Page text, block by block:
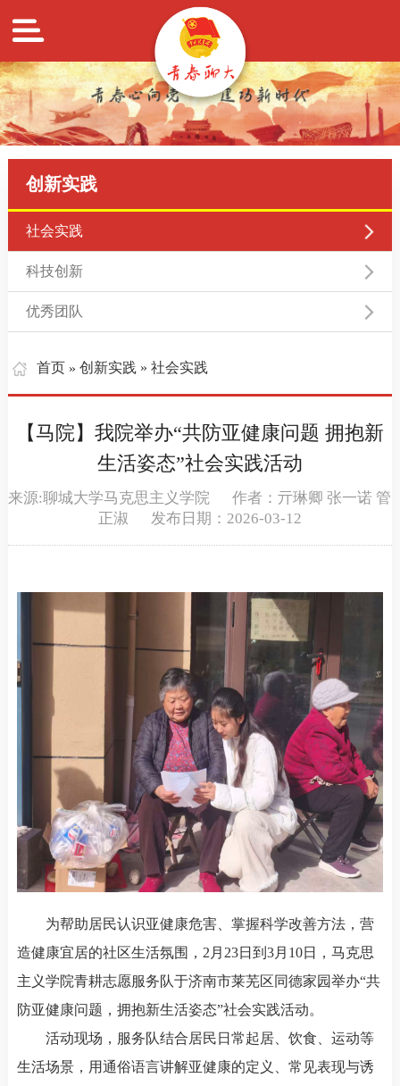
创新实践
社会实践
科技创新
优秀团队
首页 » 创新实践 » 社会实践
【马院】我院举办“共防亚健康问题 拥抱新
生活姿态”社会实践活动
来源:聊城大学马克思主义学院 作者：亓琳卿 张一诺 管
正淑 发布日期：2026-03-12
为帮助居民认识亚健康危害、掌握科学改善方法，营
造健康宜居的社区生活氛围，2月23日到3月10日，马克思
主义学院青耕志愿服务队于济南市莱芜区同德家园举办“共
防亚健康问题，拥抱新生活姿态”社会实践活动。
活动现场，服务队结合居民日常起居、饮食、运动等
生活场景，用通俗语言讲解亚健康的定义、常见表现与诱